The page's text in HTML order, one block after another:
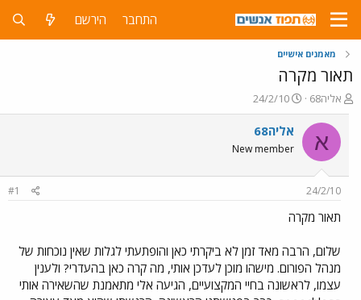
התחבר הירשם
מאמנים אישיים
תאור מקרה
פ
ו
ת
ח
ה
ו
ש
א
אליה68
פ
ו
ר
ם
ר
24/2/10
א אליה68
New member
24/2/10
#1
תאור מקרה
שלום, הרבה מאד זמן לא ביקרתי כאן והופתעתי לגלות שאין נוכחות של
מנהל הפורום. מישהו מוכן לעדכן אותי, מה קרה כאן בהעדרי? ולענין
עצמו, לראשונה בחיי המקצועיים, הגיעה אלי מתאמנת שהשאירה אותי